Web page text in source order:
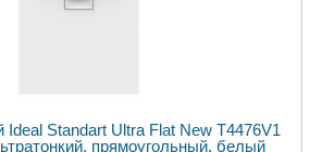
Standart Ultra Flat New T4476V1
прямоугольный, белый